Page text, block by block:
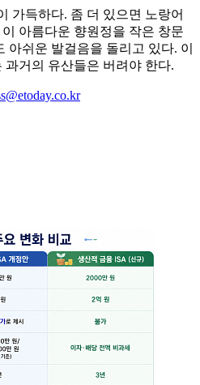
가득하다. 좀 더 있으면 노랑어
아름다운 향원정을 작은 창문
아쉬운 발걸음을 돌리고 있다. 이
거의 유산들은 버려야 한다.